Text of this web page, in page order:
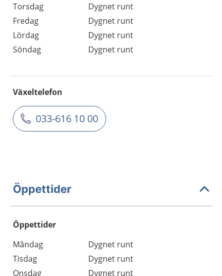
Torsdag
Dygnet runt
Fredag
Dygnet runt
Lördag
Dygnet runt
Söndag
Dygnet runt
Växeltelefon
033-616 10 00
Öppettider
Öppettider
Dag
Öppettider
Kommentarer
Måndag
Dygnet runt
Tisdag
Dygnet runt
Onsdag
Dygnet runt